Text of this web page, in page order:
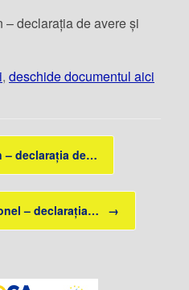
declarația de avere și
, deschide documentul aici
– declarația de…
– declarația… →